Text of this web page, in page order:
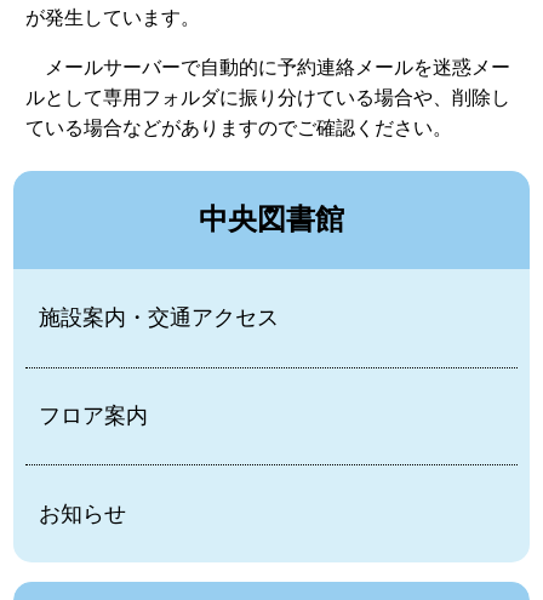
が発生しています。
メールサーバーで自動的に予約連絡メールを迷惑メー
ルとして専用フォルダに振り分けている場合や、削除し
ている場合などがありますのでご確認ください。
中央図書館
施設案内・交通アクセス
フロア案内
お知らせ